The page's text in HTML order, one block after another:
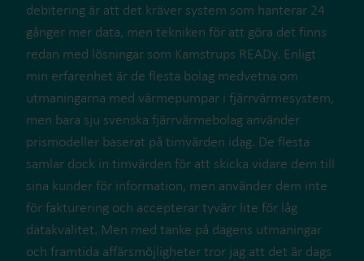
debitering är att det kräver system som hanterar 24
gånger mer data, men tekniken för att göra det finns
redan med lösningar som Kamstrups READy. Enligt
min erfarenhet är de flesta bolag medvetna om
utmaningarna med värmepumpar i fjärrvärmesystem,
men bara sju svenska fjärrvärmebolag använder
prismodeller baserat på timvärden idag. De flesta
samlar dock in timvärden för att skicka vidare dem till
sina kunder för information, men använder dem inte
för fakturering och accepterar tyvärr lite för låg
datakvalitet. Men med tanke på dagens utmaningar
och framtida affärsmöjligheter tror jag att det är dags